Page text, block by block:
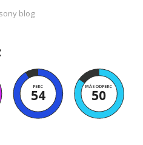
blog
PERC
54
MÁSODPERC
49